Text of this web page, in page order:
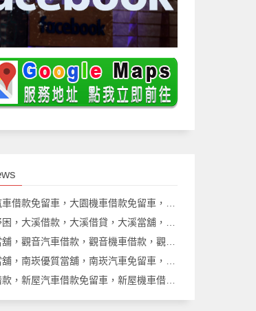
借款免留車，大園機車借款免留車，大園當舖推薦
，大溪借款，大溪借貸，大溪當舖，大溪汽車借款
觀音汽車借款，觀音機車借款，觀音借款，觀音借錢
南崁優質當舖，南崁汽車免留車，南崁借款，南崁借貸
新屋汽車借款免留車，新屋機車借款免留車，新屋借款